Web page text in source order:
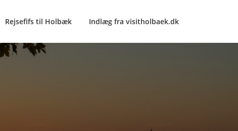
Rejsefifs til Holbæk Indlæg fra visitholbaek.dk